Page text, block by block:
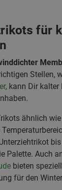
für
Stellen,
, kann Dir
ähnlich
Palette. Auch
bieten
für den